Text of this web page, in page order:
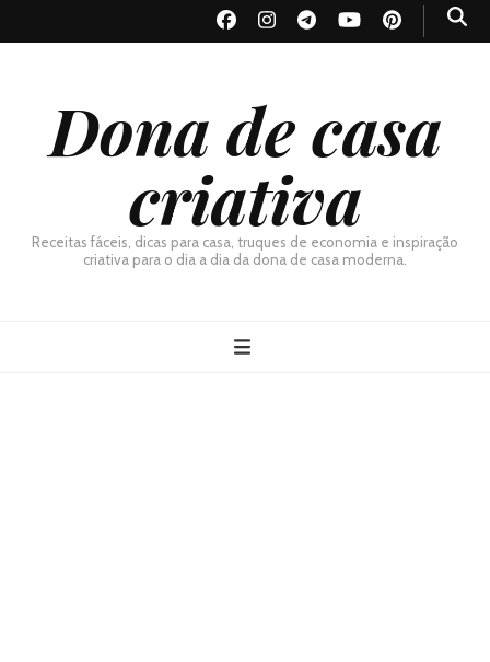
Dona de casa
criativa
Receitas fáceis, dicas para casa, truques de economia e inspiração
criativa para o dia a dia da dona de casa moderna.